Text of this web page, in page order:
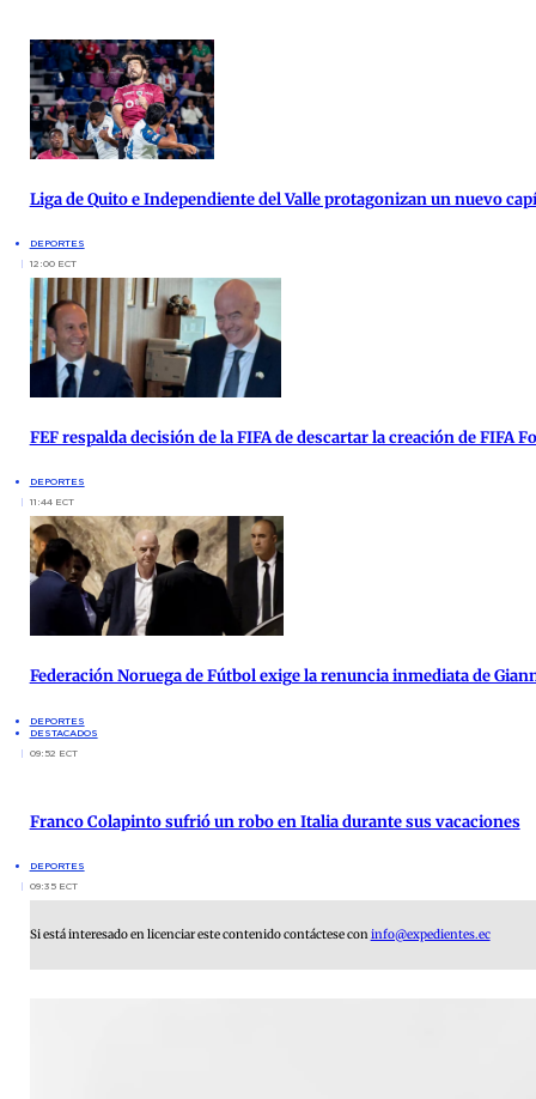
Liga de Quito e Independiente del Valle protagonizan un nuevo
DEPORTES
12:00 ECT
FEF respalda decisión de la FIFA de descartar la creación de FIFA
DEPORTES
11:44 ECT
Federación Noruega de Fútbol exige la renuncia inmediata de
DEPORTES
DESTACADOS
09:52 ECT
Franco Colapinto sufrió un robo en Italia durante sus vacaciones
DEPORTES
09:35 ECT
Si está interesado en licenciar este contenido contáctese coninfo@expedientes.ec